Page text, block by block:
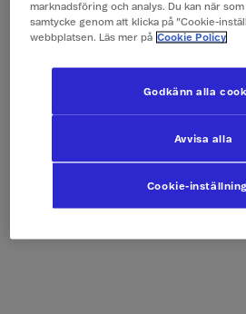
marknadsföring och analys. Du kan när
samtycke genom att klicka på ”Cookie-
webbplatsen. Läs mer på Cookie Policy
Cookie-
Avvisa alla
Godkänn alla